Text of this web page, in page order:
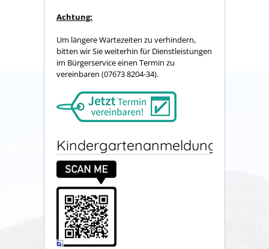
Achtung:
Um längere Wartezeiten zu verhindern,
bitten wir Sie weiterhin für Dienstleistungen
im Bürgerservice einen Termin zu
vereinbaren (07673 8204-34).
Kindergartenanmeldung